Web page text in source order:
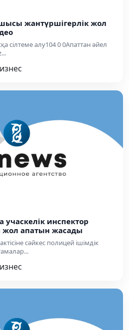
жантүршігерлік жол
сілтеме алу104 0 0Апаттан әйел
учаскелік инспектор
жол апатын жасады
сәйкес полицей ішімдік